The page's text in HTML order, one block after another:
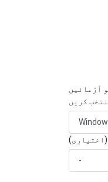
آزمائیں
کریں